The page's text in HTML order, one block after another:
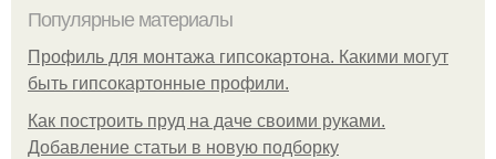
Популярные материалы
Профиль для монтажа гипсокартона. Какими могут
быть гипсокартонные профили.
Как построить пруд на даче своими руками.
Добавление статьи в новую подборку